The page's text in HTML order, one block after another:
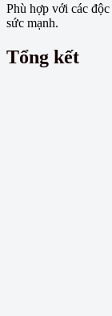
Phù hợp với các
sức mạnh.
Tổng kết